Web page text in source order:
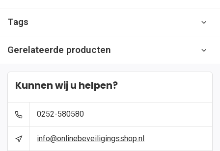
Tags
Gerelateerde producten
Kunnen wij u helpen?
0252-580580
info@onlinebeveiligingsshop.nl